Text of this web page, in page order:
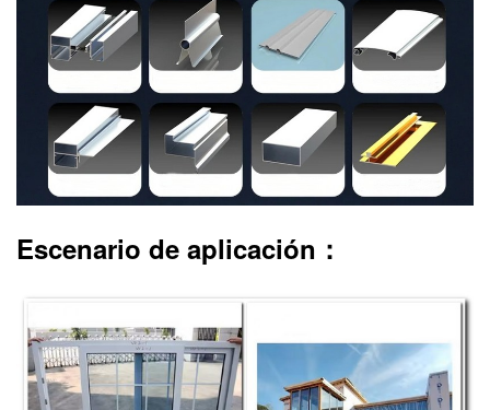
Escenario de aplicación：